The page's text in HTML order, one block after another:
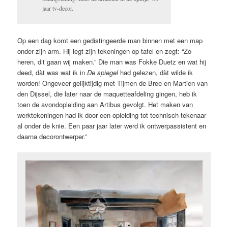
jaar tv-decor.
Op een dag komt een gedistingeerde man binnen met een map
onder zijn arm. Hij legt zijn tekeningen op tafel en zegt: “Zo
heren, dit gaan wij maken.” Die man was Fokke Duetz en wat hij
deed, dàt was wat ik inDe spiegelhad gelezen, dàt wilde ik
worden! Ongeveer gelijktijdig met Tijmen de Bree en Martien van
den Dijssel, die later naar de maquetteafdeling gingen, heb ik
toen de avondopleiding aan Artibus gevolgt. Het maken van
werktekeningen had ik door een opleiding tot technisch tekenaar
al onder de knie. Een paar jaar later werd ik ontwerpassistent en
daarna decorontwerper.”